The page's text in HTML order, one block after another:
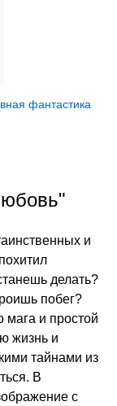
фантастика
и
делать?
побег?
мага и простой
жизнь и
тайнами из
В
с